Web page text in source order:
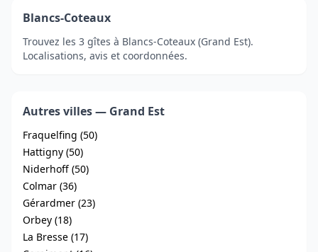
Blancs-Coteaux
Trouvez les 3 gîtes à Blancs-Coteaux (Grand Est).
Localisations, avis et coordonnées.
Autres villes — Grand Est
Fraquelfing (50)
Hattigny (50)
Niderhoff (50)
Colmar (36)
Gérardmer (23)
Orbey (18)
La Bresse (17)